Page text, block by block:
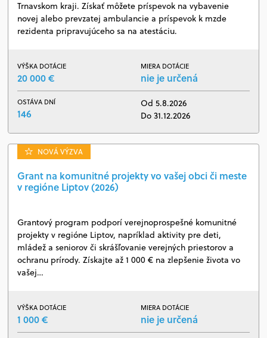
Trnavskom kraji. Získať môžete príspevok na vybavenie
novej alebo prevzatej ambulancie a príspevok k mzde
rezidenta pripravujúceho sa na atestáciu.
VÝŠKA DOTÁCIE
20 000 €
MIERA DOTÁCIE
nie je určená
OSTÁVA DNÍ
146
Od 5.8.2026
Do 31.12.2026
NOVÁ VÝZVA
Grant na komunitné projekty vo vašej obci či meste
v regióne Liptov (2026)
Grantový program podporí verejnoprospešné komunitné
projekty v regióne Liptov, napríklad aktivity pre deti,
mládež a seniorov či skrášľovanie verejných priestorov a
ochranu prírody. Získajte až 1 000 € na zlepšenie života vo
vašej…
VÝŠKA DOTÁCIE
1 000 €
MIERA DOTÁCIE
nie je určená